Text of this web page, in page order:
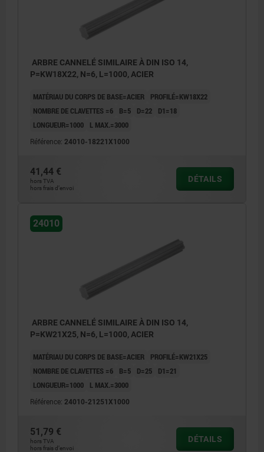
ARBRE CANNELÉ SIMILAIRE À DIN ISO 14,
P=KW18X22, N=6, L=1000, ACIER
MATÉRIAU DU CORPS DE BASE=ACIER
PROFILÉ=KW18X22
NOMBRE DE CLAVETTES =6
B=5 D=22
D1=18
LONGUEUR=1000
L MAX.=3000
Référence: 24010-18221X1000
41,44 €
hors TVA
hors frais d’envoi
DÉTAILS
24010
ARBRE CANNELÉ SIMILAIRE À DIN ISO 14,
P=KW21X25, N=6, L=1000, ACIER
MATÉRIAU DU CORPS DE BASE=ACIER
PROFILÉ=KW21X25
NOMBRE DE CLAVETTES =6
B=5 D=25
D1=21
LONGUEUR=1000
L MAX.=3000
Référence: 24010-21251X1000
51,79 €
hors TVA
hors frais d’envoi
DÉTAILS